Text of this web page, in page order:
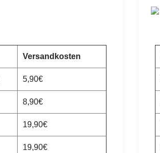
Versandkosten
5,90€
8,90€
19,90€
19,90€